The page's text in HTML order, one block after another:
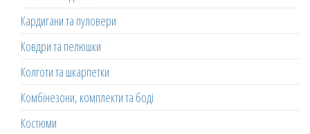
Кардигани та пуловери
Ковдри та пелюшки
Колготи та шкарпетки
Комбінезони, комплекти та боді
Костюми